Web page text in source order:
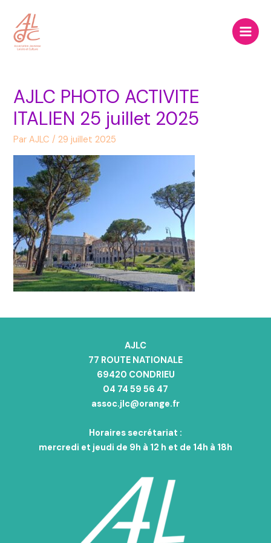
contenu
AJLC PHOTO ACTIVITE
ITALIEN 25 juillet 2025
ParAJLC/29 juillet 2025
AJLC
77 ROUTE NATIONALE
69420 CONDRIEU
04 74 59 56 47
assoc.jlc@orange.fr
Horaires secrétariat :
mercredi et jeudi de 9h à 12 h et de 14h à 18h